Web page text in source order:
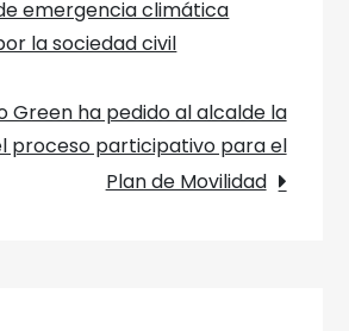
el
Sostenible
y
emergencia climática
la sociedad civil
Green ha pedido al alcalde la
proceso participativo para el
Plan de Movilidad